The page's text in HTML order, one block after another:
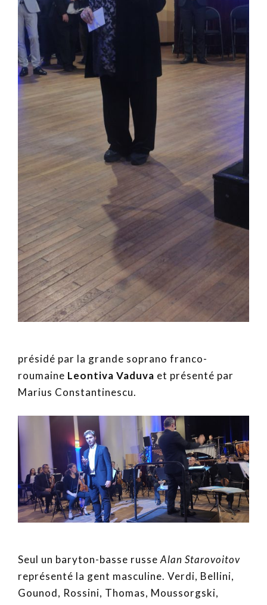
présidé par la grande soprano franco-
roumaine Leontiva Vaduva et présenté par
Marius Constantinescu.
Seul un baryton-basse russe Alan Starovoitov
représenté la gent masculine. Verdi, Bellini,
Gounod, Rossini, Thomas, Moussorgski,